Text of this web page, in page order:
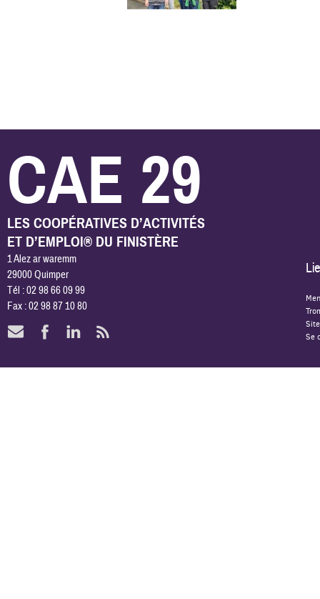
CAE 29
LES COOPÉRATIVES D’ACTIVITÉS
ET D’EMPLOI® DU FINISTÈRE
1 Alez ar waremm
29000 Quimper
Tél : 02 98 66 09 99
Fax : 02 98 87 10 80
Se